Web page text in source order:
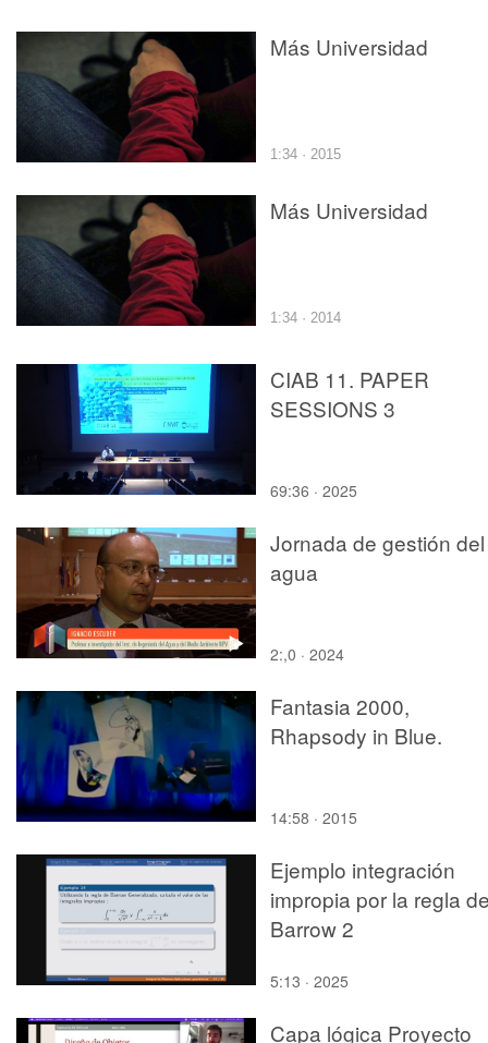
Más Universidad
1:34 · 2015
Más Universidad
1:34 · 2014
CIAB 11. PAPER
SESSIONS 3
69:36 · 2025
Jornada de gestión del
agua
2:,0 · 2024
Fantasia 2000,
Rhapsody in Blue.
14:58 · 2015
Ejemplo integración
impropia por la regla
Barrow 2
5:13 · 2025
Capa lógica Proyecto